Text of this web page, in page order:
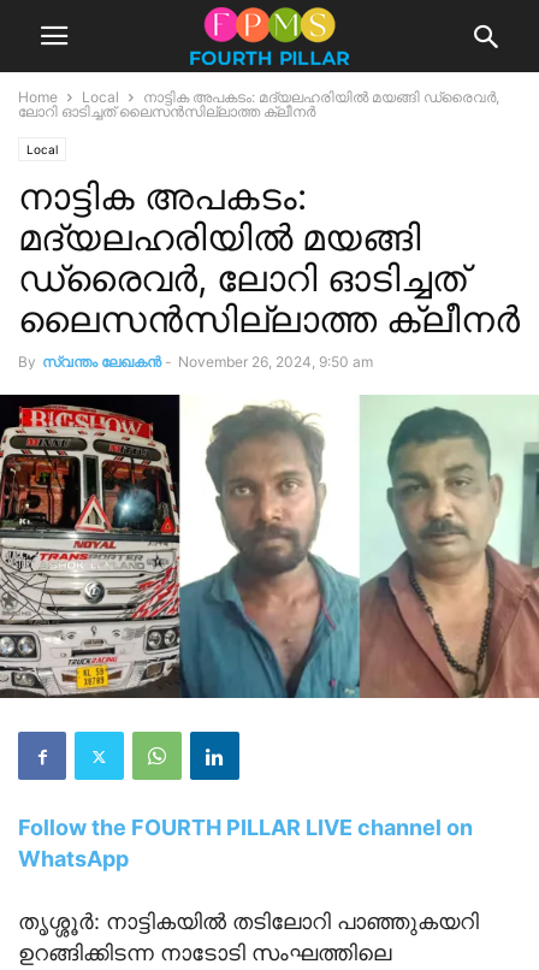
Home Local
നാട്ടിക അപകടം: മദ്യലഹരിയിൽ മയങ്ങി ഡ്രൈവർ,
ലോറി ഓടിച്ചത് ലൈസൻസില്ലാത്ത ക്ലീനർ
Local
നാട്ടിക അപകടം:
മദ്യലഹരിയിൽ മയങ്ങി
ഡ്രൈവർ, ലോറി ഓടിച്ചത്
ലൈസൻസില്ലാത്ത ക്ലീനർ
By സ്വന്തം ലേഖകന്‍ - November 26, 2024, 9:50 am
Follow the FOURTH PILLAR LIVE channel on
WhatsApp
തൃശ്ശൂർ: നാട്ടികയിൽ തടിലോറി പാഞ്ഞുകയറി
ഉറങ്ങിക്കിടന്ന നാടോടി സംഘത്തിലെ